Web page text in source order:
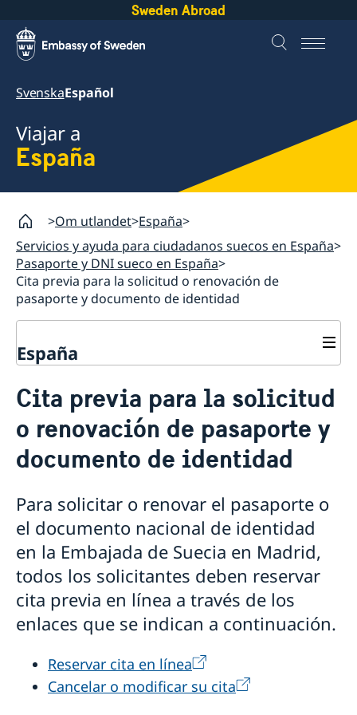
Sweden Abroad
SvenskaEspañol
Viajar a
España
Om utlandet España
Servicios y ayuda para ciudadanos suecos en España
Pasaporte y DNI sueco en España
Cita previa para la solicitud o renovación de
pasaporte y documento de identidad
España
suecos en España
Pasaporte y DNI sueco en España
Cita previa para la solicitud o renovación de
pasaporte y documento de identidad
pasaporte
Solicitud o renovación de pasaporte ordinario y
documento nacional de identidad para adultos en
España
Solicitud del primer pasaporte o documento nacional
de identidad para menores de 18 años en España
Renovación de pasaporte y documento nacional de
identidad para menores de 18 años en España
Pasaporte provisional en España
Pérdida o robo del pasaporte o documento nacional
de identidad en España
Recogida de pasaporte y documento nacional de
Cita previa para la solicitud
o renovación de pasaporte y
documento de identidad
Para solicitar o renovar el pasaporte o
el documento nacional de identidad
en la Embajada de Suecia en Madrid,
todos los solicitantes deben reservar
cita previa en línea a través de los
enlaces que se indican a continuación.
Reservar cita en línea
Cancelar o modificar su cita